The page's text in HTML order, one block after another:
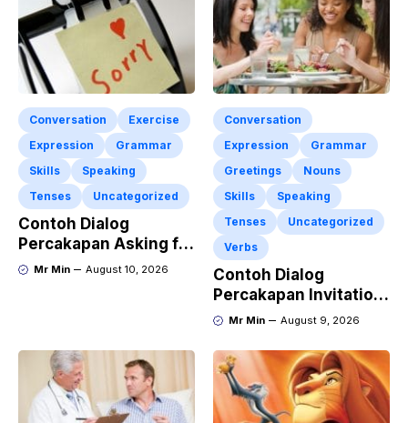
Conversation
Exercise
Expression
Grammar
Skills
Speaking
Tenses
Uncategorized
Contoh Dialog
Percakapan Asking for
Apology “Permintaan
Mr Min August 10, 2026
Conversation
Expression
Grammar
Greetings
Nouns
Skills
Speaking
Tenses
Uncategorized
Verbs
Contoh Dialog
Percakapan Invitation
Mengajak Teman
Dalam Bahasa Inggris
Mr Min August 9, 2026